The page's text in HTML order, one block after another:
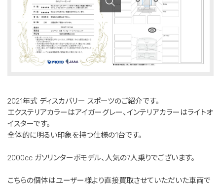
2021年式 ディスカバリー スポーツのご紹介です。
エクステリアカラーはアイガーグレー、インテリアカラーはライトオ
イスターです。
全体的に明るい印象を持つ仕様の1台です。
2000cc ガソリンターボモデル、人気の7人乗りでございます。
こちらの個体はユーザー様より直接買取させていただいた車両で